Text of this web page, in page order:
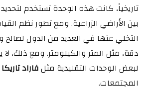
تاريخياً، كانت هذه الوحدة تستخدم
بين الأراضي الزراعية. ومع تطور نظم
التخلي عنها في العديد من الدول
دقة، مثل المتر والكيلومتر. ومع ذلك،
لبعض الوحدات التقليدية مثلفاراد تاريكا
المجتمعات.